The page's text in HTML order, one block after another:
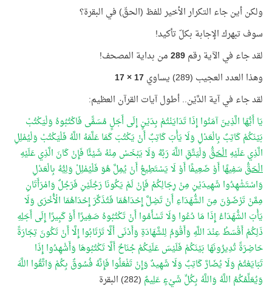
ولكن أين جاء التكرار الأخير للفظ (الحقّ) في البقرة؟
سوف تبهرك الإجابة بكلّ تأكيد!
لقد جاء في الآية رقم289من بداية المصحف!
وهذا العدد العجيب (289) يساوي
17 × 17
لقد جاء في آية الدَّيْن.. أطول آيات القرآن العظيم:
يَا أَيُّهَا الَّذِينَ آمَنُوا إِذَا تَدَايَنْتُمْ بِدَيْنٍ إِلَى أَجَلٍ مُسَمًّى فَاكْتُبُوهُ وَلْيَكْتُبْ
بَيْنَكُمْ كَاتِبٌ بِالْعَدْلِ وَلَا يَأْبَ كَاتِبٌ أَنْ يَكْتُبَ كَمَا عَلَّمَهُ اللَّهُ فَلْيَكْتُبْ وَلْيُمْلِلِ
الَّذِي عَلَيْهِالْحَقُّ وَلْيَتَّقِ اللَّهَ رَبَّهُ وَلَا يَبْخَسْ مِنْهُ شَيْئًا فَإِنْ كَانَ الَّذِي عَلَيْهِ
الْحَقُّ سَفِيهًا أَوْ ضَعِيفًا أَوْ لَا يَسْتَطِيعُ أَنْ يُمِلَّ هُوَ فَلْيُمْلِلْ وَلِيُّهُ بِالْعَدْلِ
وَاسْتَشْهِدُوا شَهِيدَيْنِ مِنْ رِجَالِكُمْ فَإِنْ لَمْ يَكُونَا رَجُلَيْنِ فَرَجُلٌ وَامْرَأَتَانِ
مِمَّنْ تَرْضَوْنَ مِنَ الشُّهَدَاءِ أَنْ تَضِلَّ إِحْدَاهُمَا فَتُذَكِّرَ إِحْدَاهُمَا الْأُخْرَى وَلَا
يَأْبَ الشُّهَدَاءُ إِذَا مَا دُعُوا وَلَا تَسْأَمُوا أَنْ تَكْتُبُوهُ صَغِيرًا أَوْ كَبِيرًا إِلَى أَجَلِهِ
ذَلِكُمْ أَقْسَطُ عِنْدَ اللَّهِ وَأَقْوَمُ لِلشَّهَادَةِ وَأَدْنَى أَلَّا تَرْتَابُوا إِلَّا أَنْ تَكُونَ تِجَارَةً
حَاضِرَةً تُدِيرُونَهَا بَيْنَكُمْ فَلَيْسَ عَلَيْكُمْ جُنَاحٌ أَلَّا تَكْتُبُوهَا وَأَشْهِدُوا إِذَا
تَبَايَعْتُمْ وَلَا يُضَارَّ كَاتِبٌ وَلَا شَهِيدٌ وَإِنْ تَفْعَلُوا فَإِنَّهُ فُسُوقٌ بِكُمْ وَاتَّقُوا اللَّهَ
وَيُعَلِّمُكُمُ اللَّهُ وَاللَّهُ بِكُلِّ شَيْءٍ عَلِيمٌ (282) البقرة